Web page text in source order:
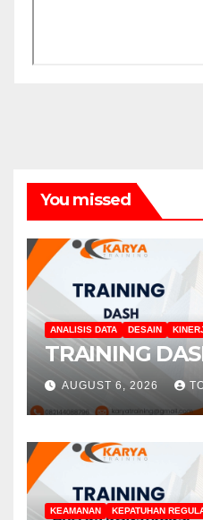
You missed
ANALISIS DATA DESAIN
TRAINING
AUGUST 6, 2026
KEAMANAN KEPATUHAN